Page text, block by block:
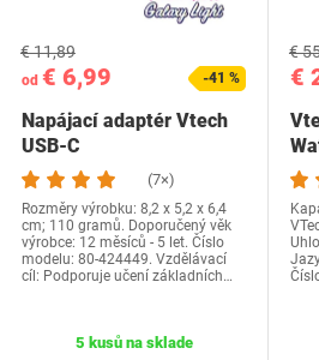
od € 6,99
€ 11,89
-41 %
Napájací adaptér Vtech
USB-C
(7×)
Rozměry výrobku: 8,2 x 5,2 x 6,4
cm; 110 gramů. Doporučený věk
výrobce: 12 měsíců - 5 let. Číslo
modelu: 80-424449. Vzdělávací
cíl: Podporuje učení základních…
5 kusů na sklade
€
€